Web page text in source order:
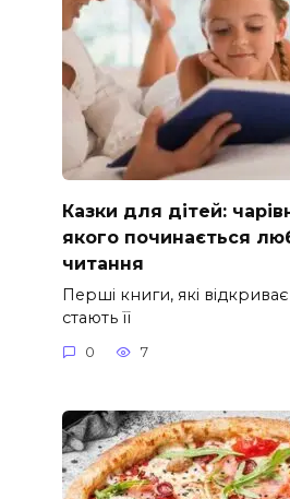
Казки для дітей:
якого починається
читання
Перші книги, які
стають її
0 7